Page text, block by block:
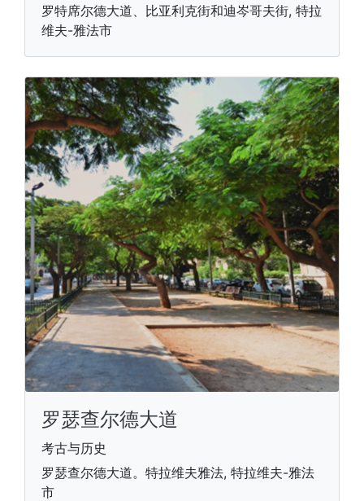
罗特席尔德大道、比亚利克街和迪岑哥夫街, 特拉
维夫-雅法市
罗瑟查尔德大道
考古与历史
罗瑟查尔德大道。特拉维夫雅法, 特拉维夫-雅法
市